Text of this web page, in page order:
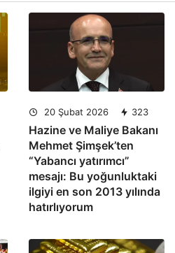
20 Şubat 2026 323
Hazine ve Maliye Bakanı
Mehmet Şimşek’ten
“Yabancı yatırımcı”
mesajı: Bu yoğunluktaki
ilgiyi en son 2013 yılında
hatırlıyorum